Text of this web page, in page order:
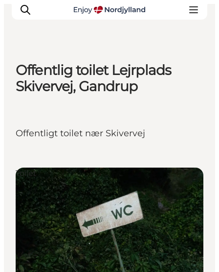
Oplevelser og aktiviteter
Planlæg din tur
Det sker
Offentlig toilet Lejrplads
Skivervej, Gandrup
Offentligt toilet nær Skivervej
Toilet